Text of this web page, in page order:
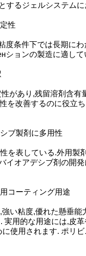
するジェルシステム
性
度条件下では長期に
ションの製造に適して
があり,残留溶剤含
を改善するのに役立
ブ製剤に多用性
を表している.外用
イオアデシブ剤の開
コーティング用途
い粘度,優れた懸垂
用的な用途には,皮
使用されます. ポリ